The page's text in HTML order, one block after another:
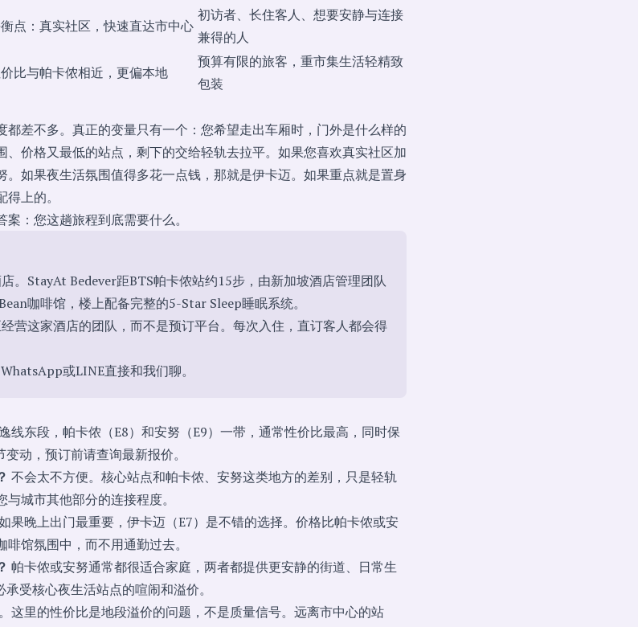
点：真实社区，快速直达市中心
初访者、长住客人、想要安静与连接
兼得的人
比与帕卡侬相近，更偏本地
预算有限的旅客，重市集生活轻精致
包装
差不多。真正的变量只有一个：您希望走出车厢时，门外是什么样的
价格又最低的站点，剩下的交给轻轨去拉平。如果您喜欢真实社区加
如果夜生活氛围值得多花一点钱，那就是伊卡迈。如果重点就是置身
上的。
：您这趟旅程到底需要什么。
。StayAt Bedever距BTS帕卡侬站约15步，由新加坡酒店管理团队
咖啡馆，楼上配备完整的5-Star Sleep睡眠系统。
营这家酒店的团队，而不是预订平台。每次入住，直订客人都会得
WhatsApp或LINE直接和我们聊。
线东段，帕卡侬（E8）和安努（E9）一带，通常性价比最高，同时保
动，预订前请查询最新报价。
不会太不方便。核心站点和帕卡侬、安努这类地方的差别，只是轻轨
城市其他部分的连接程度。
果晚上出门最重要，伊卡迈（E7）是不错的选择。价格比帕卡侬或安
馆氛围中，而不用通勤过去。
帕卡侬或安努通常都很适合家庭，两者都提供更安静的街道、日常生
受核心夜生活站点的喧闹和溢价。
这里的性价比是地段溢价的问题，不是质量信号。远离市中心的站